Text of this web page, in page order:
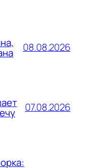
08.08.2026
07.08.2026